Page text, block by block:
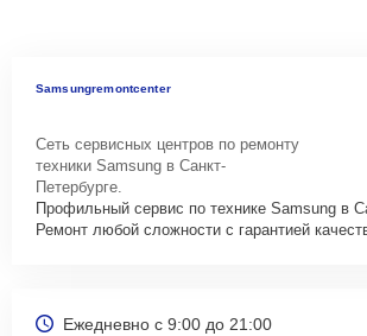
Samsungremontcenter
Сеть сервисных центров по ремонту
техники Samsung в Санкт-
Петербурге.
Профильный сервис по технике Samsung в
Ремонт любой сложности с гарантией
Ежедневно с 9:00 до 21:00